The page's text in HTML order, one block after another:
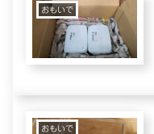
おもいで
おもいで